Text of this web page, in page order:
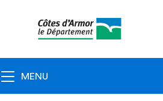
Toggle navigation
MENU